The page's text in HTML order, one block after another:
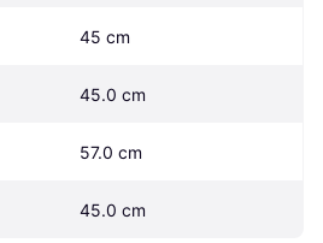
45 cm
45.0 cm
57.0 cm
45.0 cm